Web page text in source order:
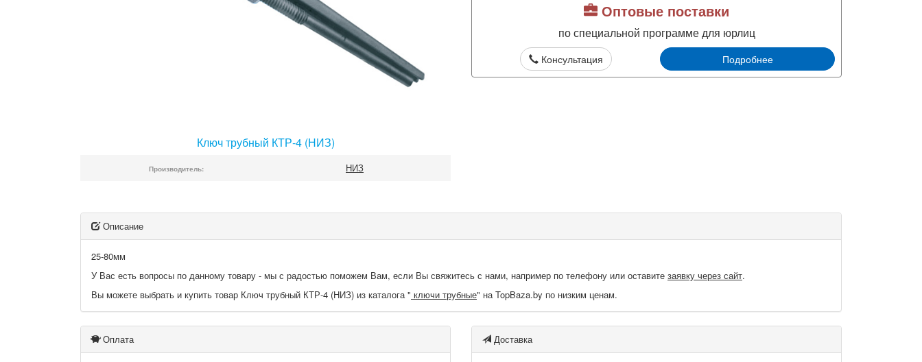
Ключ трубный КТР-4 (НИЗ)
Производитель: НИЗ
Оптовые поставки
по специальной программе для юрлиц
Консультация Подробнее
Описание
25-80мм
У Вас есть вопросы по данному товару - мы с радостью поможем Вам, если Вы свяжитесь с нами, например по телефону или оставите заявку через сайт.
Вы можете выбрать и купить товар Ключ трубный КТР-4 (НИЗ) из каталога " ключи трубные" на TopBaza.by по низким ценам.
Оплата Доставка